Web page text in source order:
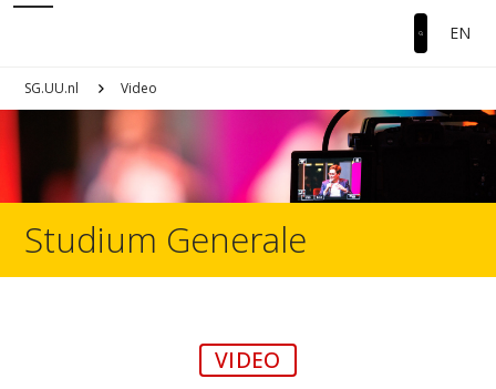
EN
SG.UU.nl Video
Studium Generale
VIDEO